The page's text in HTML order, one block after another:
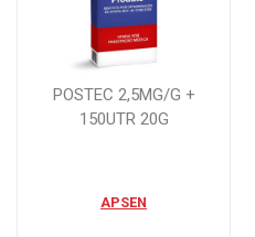
POSTEC 2,5MG/G +
150UTR 20G
APSEN